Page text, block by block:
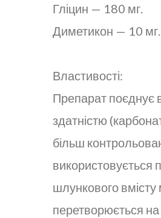
Гліцин — 180 мг.
Диметикон — 10 мг.
Властивості:
Препарат поєднує
здатністю
більш
використовується
шлункового вмісту
перетворюється